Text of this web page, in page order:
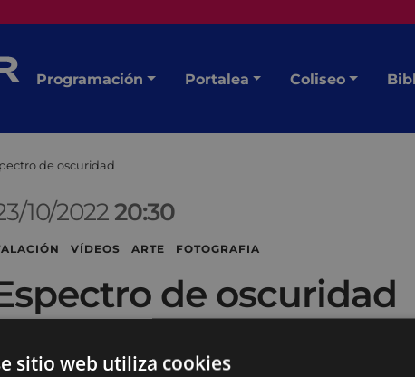
Programación Portalea Coliseo
de oscuridad
10/202220:30
VÍDEOS ARTE FOTOGRAFIA
de oscuridad
sitio web utiliza cookies